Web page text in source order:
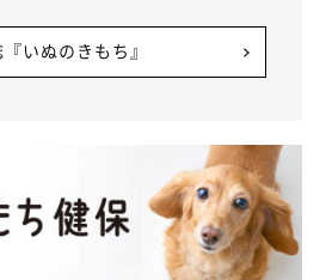
味関心が薄れてきた
をしない」
苦手でいつも吠えていました。いろ
いぬのきもち』